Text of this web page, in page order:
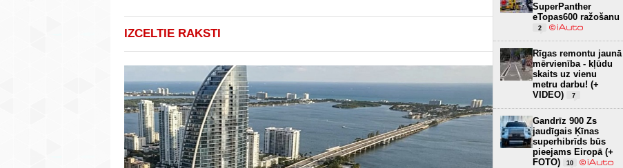
IZCELTIE RAKSTI
SuperPanther
eTopas600 ražošanu
2
Rīgas remontu jaunā
mērvienība - kļūdu
skaits uz vienu
metru darbu! (+
VIDEO)
7
Gandrīz 900 Zs
jaudīgais Ķīnas
superhibrīds būs
pieejams Eiropā (+
FOTO)
10